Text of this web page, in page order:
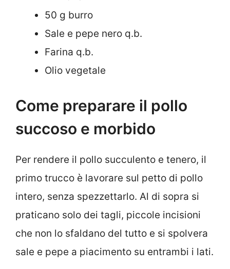
50 g burro
Sale e pepe nero q.b.
Farina q.b.
Olio vegetale
Come preparare il pollo
succoso e morbido
Per rendere il pollo succulento e tenero, il
primo trucco è lavorare sul petto di pollo
intero, senza spezzettarlo. Al di sopra si
praticano solo dei tagli, piccole incisioni
che non lo sfaldano del tutto e si spolvera
sale e pepe a piacimento su entrambi i lati.